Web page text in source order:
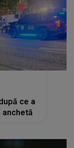
ce a